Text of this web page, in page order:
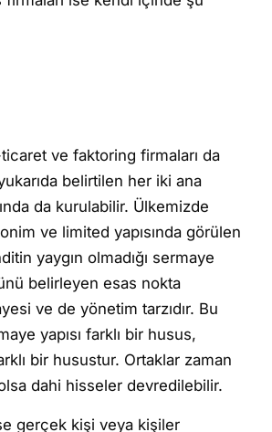
ve faktoring firmaları da
belirtilen her iki ana
da kurulabilir. Ülkemizde
ve limited yapısında görülen
yaygın olmadığı sermaye
belirleyen esas nokta
ve de yönetim tarzıdır. Bu
yapısı farklı bir husus,
bir husustur. Ortaklar zaman
dahi hisseler devredilebilir.
gerçek kişi veya kişiler